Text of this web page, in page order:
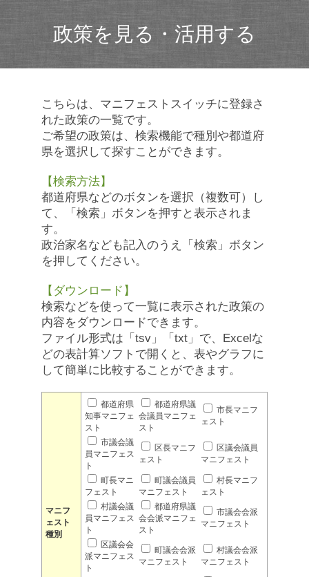
政策を見る・活用する
こちらは、マニフェストスイッチに登録さ
れた政策の一覧です。
ご希望の政策は、検索機能で種別や都道府
県を選択して探すことができます。
【検索方法】
都道府県などのボタンを選択（複数可）し
て、「検索」ボタンを押すと表示されま
す。
政治家名なども記入のうえ「検索」ボタン
を押してください。
【ダウンロード】
検索などを使って一覧に表示された政策の
内容をダウンロードできます。
ファイル形式は「tsv」「txt」で、Excelな
どの表計算ソフトで開くと、表やグラフに
して簡単に比較することができます。
マニフ
ェスト
種別
都道府県
知事マニフェ
スト
都道府県議
会議員マニフェ
スト
市長マニフ
ェスト
市議会議
員マニフェス
ト
区長マニフ
ェスト
区議会議員
マニフェスト
町長マニ
フェスト
町議会議員
マニフェスト
村長マニフ
ェスト
村議会議
員マニフェス
ト
都道府県議
会会派マニフェ
スト
市議会会派
マニフェスト
区議会会
派マニフェス
ト
町議会会派
マニフェスト
村議会会派
マニフェスト